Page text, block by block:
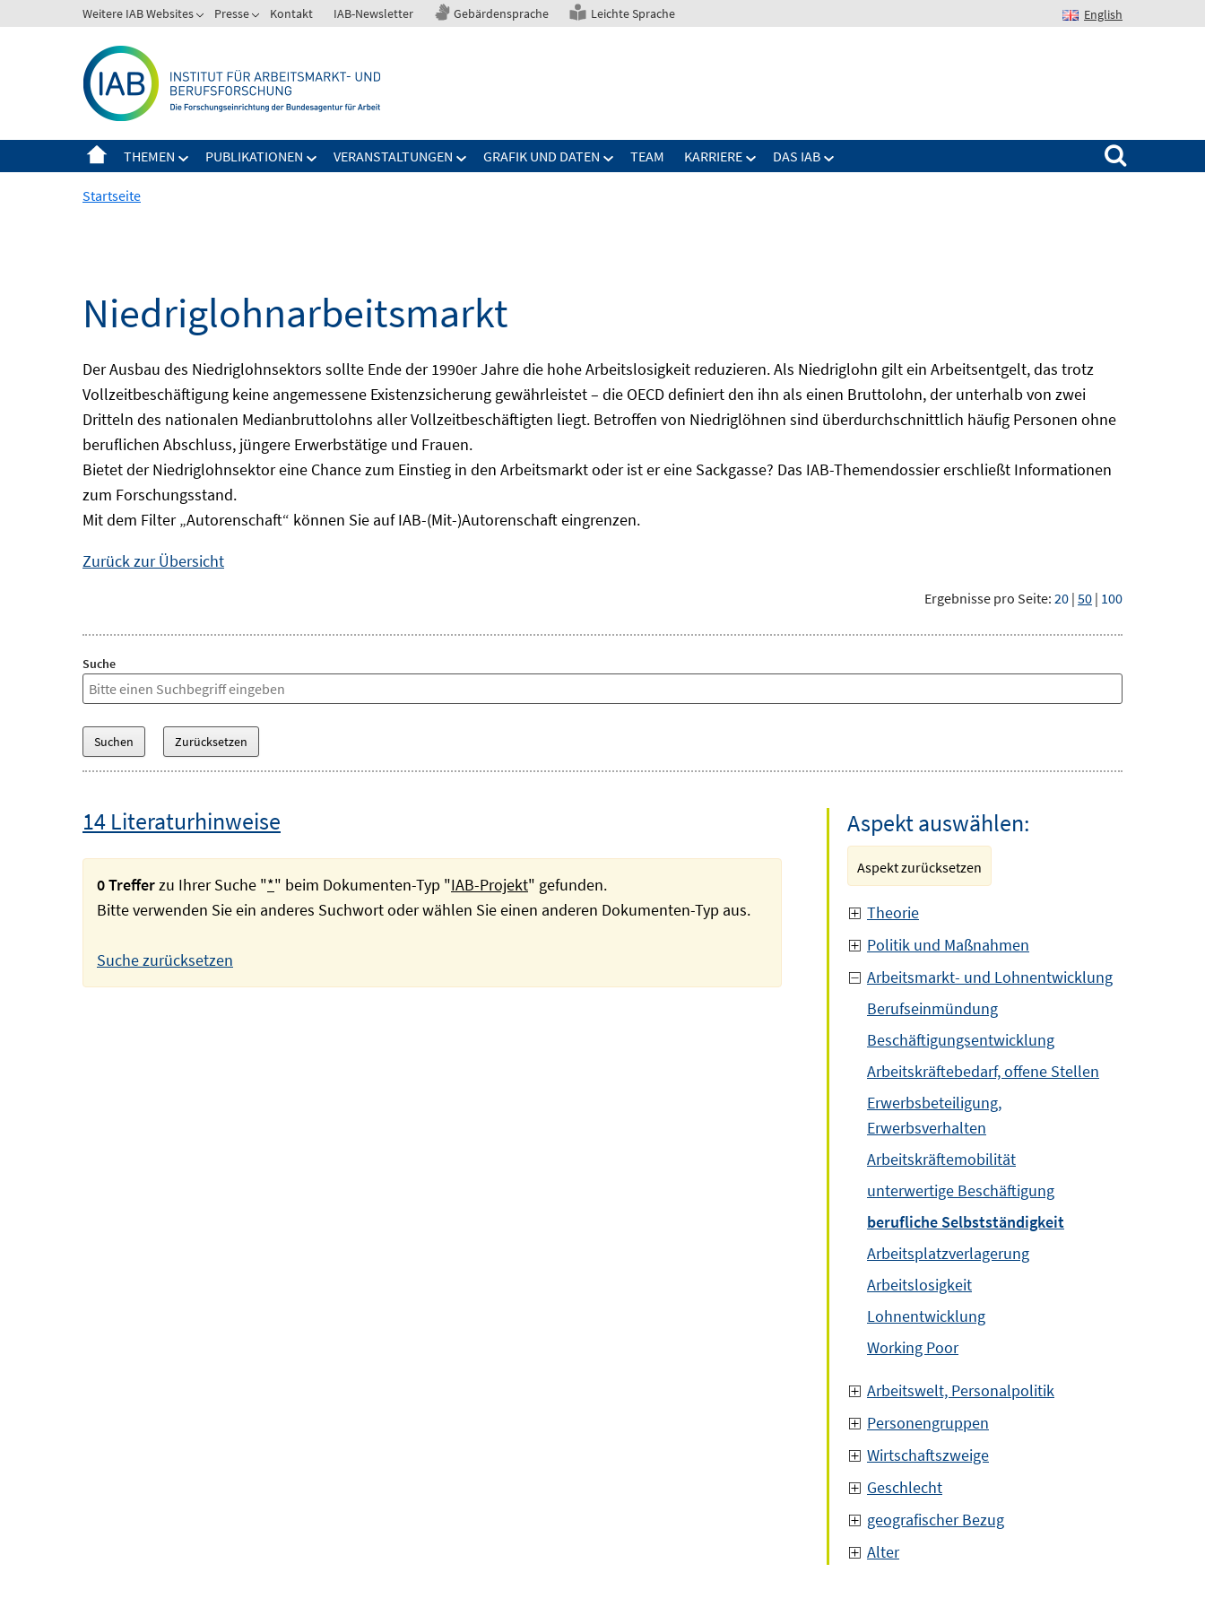
zum
Weitere IAB Websites Presse Kontakt IAB-Newsletter Gebärdensprache Leichte Sprache English
THEMEN PUBLIKATIONEN VERANSTALTUNGEN GRAFIK UND DATEN TEAM KARRIERE DAS IAB
Suchen nach:
Startseite
Niedriglohnarbeitsmarkt
Der Ausbau des Niedriglohnsektors sollte Ende der 1990er Jahre die hohe Arbeitslosigkeit reduzieren. Als Niedriglohn gilt ein Arbeitsentgelt, das trotz
Vollzeitbeschäftigung keine angemessene Existenzsicherung gewährleistet – die OECD definiert den ihn als einen Bruttolohn, der unterhalb von zwei
Dritteln des nationalen Medianbruttolohns aller Vollzeitbeschäftigten liegt. Betroffen von Niedriglöhnen sind überdurchschnittlich häufig Personen ohne
beruflichen Abschluss, jüngere Erwerbstätige und Frauen.
Bietet der Niedriglohnsektor eine Chance zum Einstieg in den Arbeitsmarkt oder ist er eine Sackgasse? Das IAB-Themendossier erschließt Informationen
zum Forschungsstand.
Mit dem Filter „Autorenschaft“ können Sie auf IAB-(Mit-)Autorenschaft eingrenzen.
Zurück zur Übersicht
Ergebnisse pro Seite: 20 | 50 | 100
Suche
14 Literaturhinweise
0 Trefferzu Ihrer Suche "*" beim Dokumenten-Typ "IAB-Projekt" gefunden.
Bitte verwenden Sie ein anderes Suchwort oder wählen Sie einen anderen Dokumenten-Typ aus.
Suche zurücksetzen
Aspekt auswählen:
Aspekt zurücksetzen
Theorie
Politik und Maßnahmen
Arbeitsmarkt- und Lohnentwicklung
Berufseinmündung
Beschäftigungsentwicklung
Arbeitskräftebedarf, offene Stellen
Erwerbsbeteiligung,
Erwerbsverhalten
Arbeitskräftemobilität
unterwertige Beschäftigung
berufliche Selbstständigkeit
Arbeitsplatzverlagerung
Arbeitslosigkeit
Lohnentwicklung
Working Poor
Arbeitswelt, Personalpolitik
Personengruppen
Wirtschaftszweige
Geschlecht
geografischer Bezug
Alter